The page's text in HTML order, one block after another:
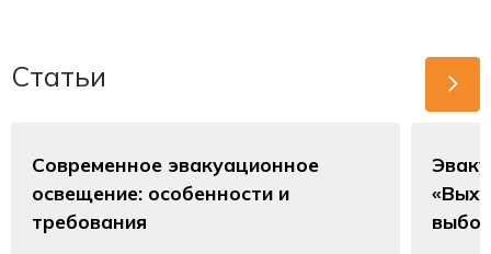
Статьи
Современное эвакуационное
освещение: особенности и
требования